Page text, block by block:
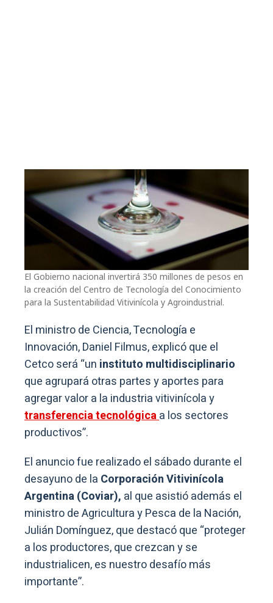
El Gobierno nacional invertirá 350 millones de pesos en
la creación del Centro de Tecnología del Conocimiento
para la Sustentabilidad Vitivinícola y Agroindustrial.
El ministro de Ciencia, Tecnología e
Innovación, Daniel Filmus, explicó que el
Cetco será “un instituto multidisciplinario
que agrupará otras partes y aportes para
agregar valor a la industria vitivinícola y
transferencia tecnológicaa los sectores
productivos”.
El anuncio fue realizado el sábado durante el
desayuno de la Corporación Vitivinícola
Argentina (Coviar), al que asistió además el
ministro de Agricultura y Pesca de la Nación,
Julián Domínguez, que destacó que “proteger
a los productores, que crezcan y se
industrialicen, es nuestro desafío más
importante”.